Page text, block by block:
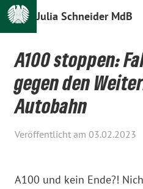
Julia Schneider MdB
A100 stoppen:
gegen den
Autobahn
Veröffentlicht am 03.02.2023
A100 und kein Ende?!